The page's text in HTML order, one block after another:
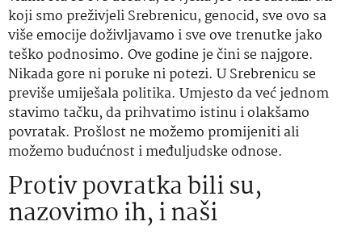
koji smo preživjeli Srebrenicu, genocid, sve ovo sa
više emocije doživljavamo i sve ove trenutke jako
teško podnosimo. Ove godine je čini se najgore.
Nikada gore ni poruke ni potezi. U Srebrenicu se
previše umiješala politika. Umjesto da već jednom
stavimo tačku, da prihvatimo istinu i olakšamo
povratak. Prošlost ne možemo promijeniti ali
možemo budućnost i međuljudske odnose.
Protiv povratka bili su,
nazovimo ih, i naši